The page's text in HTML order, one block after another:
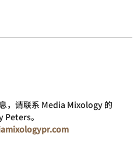
，请联系 Media Mixology 的
Peters。